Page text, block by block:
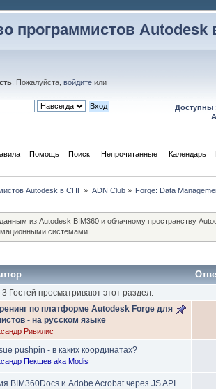
программистов Autodesk
. Пожалуйста, войдите или
Доступны
Помощь Поиск Непрочитанные Календарь
Autodesk в СНГ » ADN Club» Forge: Data
из Autodesk BIM360 и облачному пространству
системами
Гостей просматривают этот раздел.
по платформе Autodesk Forge для
- на русском языке
Ривилис
pushpin - в каких координатах?
Пекшев aka Modis
BIM360Docs и Adobe Acrobat через JS API